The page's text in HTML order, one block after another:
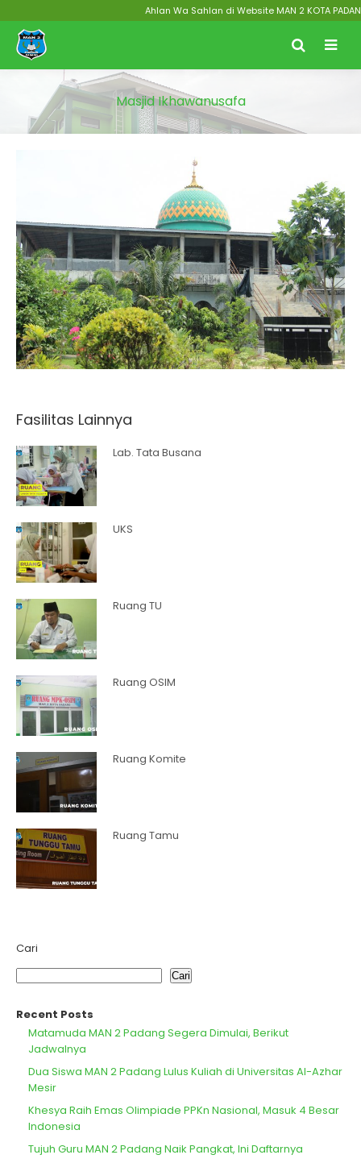
Ahlan Wa Sahlan di Website MAN 2 KOTA
Masjid Ikhawanusafa
Fasilitas Lainnya
Lab. Tata Busana
UKS
Ruang TU
Ruang OSIM
Ruang Komite
Ruang Tamu
Cari
Cari
Recent Posts
Matamuda MAN 2 Padang Segera Dimulai, Berikut
Jadwalnya
Dua Siswa MAN 2 Padang Lulus Kuliah di Universitas Al-Azhar
Mesir
Khesya Raih Emas Olimpiade PPKn Nasional, Masuk 4 Besar
Indonesia
Tujuh Guru MAN 2 Padang Naik Pangkat, Ini Daftarnya